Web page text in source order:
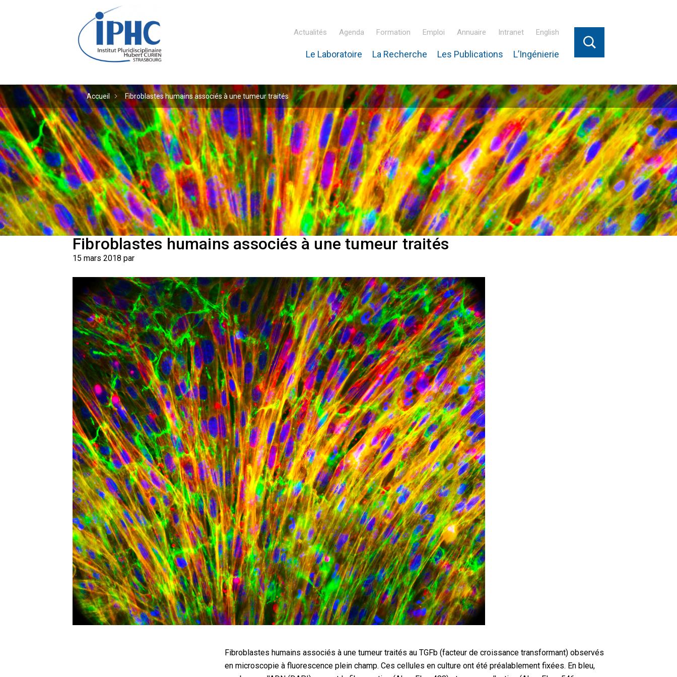
Institut pluridisciplinaire Hubert Curien – IPHC
Actualités Agenda Formation Emploi Annuaire Intranet English
Le Laboratoire La Recherche Les Publications L’Ingénierie
Accueil Fibroblastes humains associés à une tumeur traités
Fibroblastes humains associés à une tumeur traités
15 mars 2018 par
Fibroblastes humains associés à une tumeur traités au TGFb (facteur de croissance transformant) observés
en microscopie à fluorescence plein champ. Ces cellules en culture ont été préalablement fixées. En bleu,